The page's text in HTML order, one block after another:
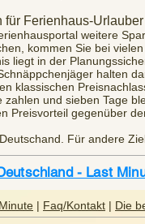
für Ferienhaus-Urlauber
weitere
kommen Sie bei
liegt in der
halten
klassischen
und sieben Tage
Preisvorteil gegenüber
Für andere
- Last
| Faq/Kontakt | Die